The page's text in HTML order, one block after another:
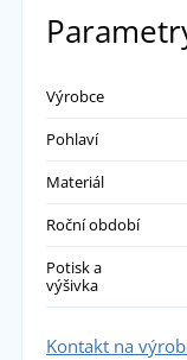
Výrobce
Pohlaví
Materiál
Roční období
Potisk a
výšivka
Kontakt na